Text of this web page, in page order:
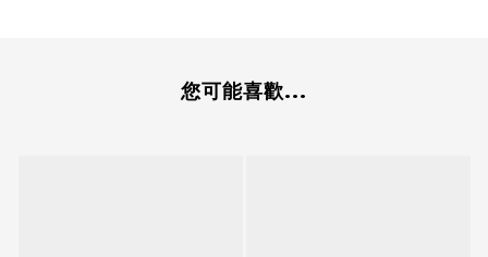
您可能喜歡...